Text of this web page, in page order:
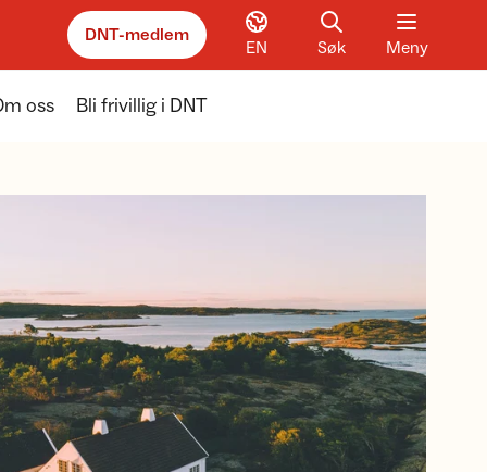
DNT-medlem
EN Søk Meny
oss Bli frivillig i DNT